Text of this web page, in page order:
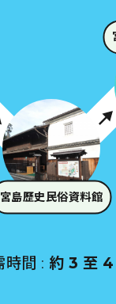
宮島歷史民俗資料館
時間 :約 3 至